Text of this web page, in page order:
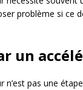
problème si ce
un
n’est pas une